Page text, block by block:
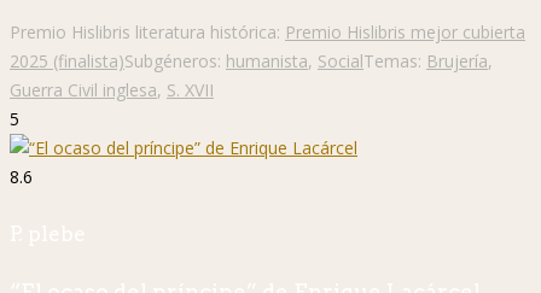
Premio Hislibris literatura histórica: Premio Hislibris mejor cubierta
2025 (finalista)Subgéneros: humanista, SocialTemas: Brujería,
Guerra Civil inglesa, S. XVII
5
8.6
P. plebe